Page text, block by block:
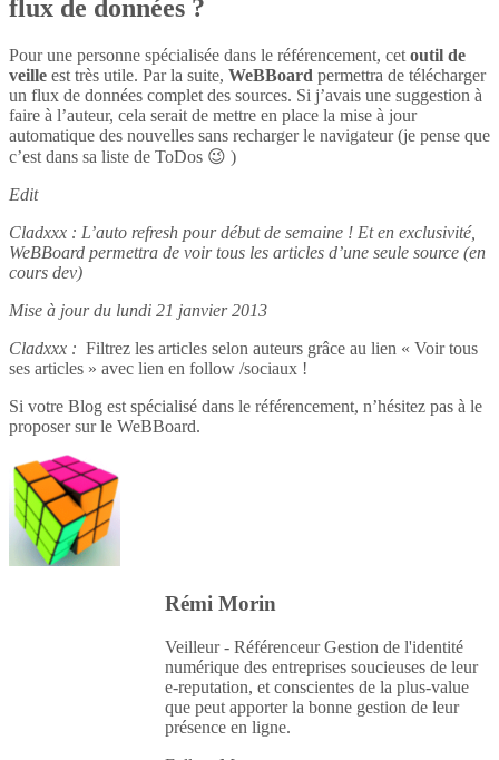
flux de données ?
Pour une personne spécialisée dans le référencement, cet outil de
veille est très utile. Par la suite, WeBBoard permettra de télécharger
un flux de données complet des sources. Si j’avais une suggestion à
faire à l’auteur, cela serait de mettre en place la mise à jour
automatique des nouvelles sans recharger le navigateur (je pense que
c’est dans sa liste de ToDos 😉 )
Edit
Cladxxx : L’auto refresh pour début de semaine ! Et en exclusivité,
WeBBoard permettra de voir tous les articles d’une seule source (en
cours dev)
Mise à jour du lundi 21 janvier 2013
Cladxxx : Filtrez les articles selon auteurs grâce au lien « Voir tous
ses articles » avec lien en follow /sociaux !
Si votre Blog est spécialisé dans le référencement, n’hésitez pas à le
proposer sur le WeBBoard.
Rémi Morin
Veilleur - Référenceur Gestion de l'identité
numérique des entreprises soucieuses de leur
e-reputation, et conscientes de la plus-value
que peut apporter la bonne gestion de leur
présence en ligne.